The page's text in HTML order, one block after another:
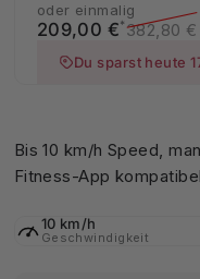
oder einmalig
Verkaufspreis
209,00 €*
Normaler Preis382,80 €
Du sparst heute
Bis 10 km/h Speed,
Fitness-App
10 km/h
Geschwindigkeit